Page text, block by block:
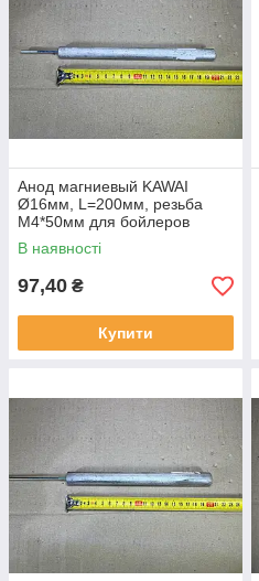
Анод магниевый KAWAI
Ø16мм, L=200мм, резьба
M4*50мм для бойлеров
Thermex, Garanterm, ATT,
Electrolux
В наявності
97,40 ₴
Купити